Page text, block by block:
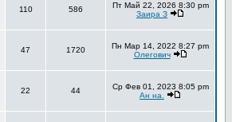
110 586
Пт Май 22, 2026 8:30 pm
Заира З
47 1720
Пн Мар 14, 2022 8:27 pm
Олегович
22 44
Ср Фев 01, 2023 8:05 pm
Ан на.